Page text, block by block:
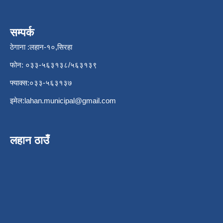
सम्पर्क
ठेगाना :लहान-१०,सिरहा
फोन: ०३३-५६३१३८/५६३१३९
फ्याक्स:०३३-५६३१३७
इमेल:lahan.municipal@gmail.com
लहान ठाउँ